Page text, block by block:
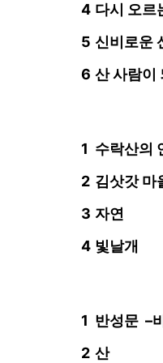
4 다시 오르
5 신비로운
6 산 사람이
1 수락산의
2 김삿갓 마
3 자연
4 빛날개
1 반성문–
2 산